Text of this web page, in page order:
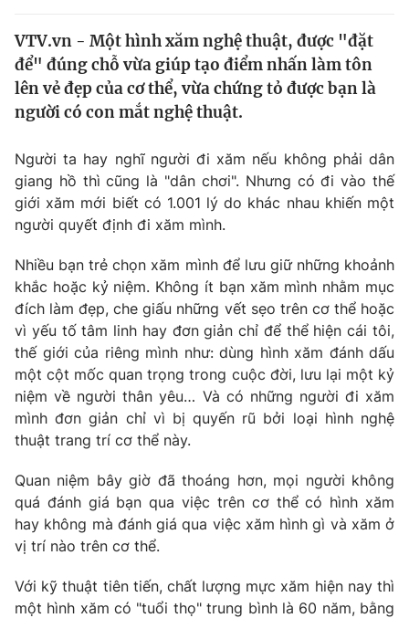
Y tế
Thế giới
Tin tức
Thế giới đó đây
Câu chuyện quốc tế
Kinh tế
Tài chính
Góc doanh nghiệp
Dữ liệu và đời sống
Truyền hình
Phim VTV
Hậu trường
Nhân vật
Khán giả
Giải trí
Điện ảnh
Âm nhạc
Sao
Đời sống
Du lịch
Chất lượng cuộc sống
Giáo dục
Tuyển sinh
Học trực tuyến
Công nghệ
Hitech Công nghệ tương lai
Thị trường
Giao lưu trực tuyến
Lịch phát sóng
Giáo dục
VTV.vn - Một hình xăm nghệ thuật, được "đặt
để" đúng chỗ vừa giúp tạo điểm nhấn làm tôn
lên vẻ đẹp của cơ thể, vừa chứng tỏ được bạn là
người có con mắt nghệ thuật.
Người ta hay nghĩ người đi xăm nếu không phải dân
giang hồ thì cũng là "dân chơi". Nhưng có đi vào thế
giới xăm mới biết có 1.001 lý do khác nhau khiến một
người quyết định đi xăm mình.
Nhiều bạn trẻ chọn xăm mình để lưu giữ những khoảnh
khắc hoặc kỷ niệm. Không ít bạn xăm mình nhằm mục
đích làm đẹp, che giấu những vết sẹo trên cơ thể hoặc
vì yếu tố tâm linh hay đơn giản chỉ để thể hiện cái tôi,
thế giới của riêng mình như: dùng hình xăm đánh dấu
một cột mốc quan trọng trong cuộc đời, lưu lại một kỷ
niệm về người thân yêu… Và có những người đi xăm
mình đơn giản chỉ vì bị quyến rũ bởi loại hình nghệ
thuật trang trí cơ thể này.
Quan niệm bây giờ đã thoáng hơn, mọi người không
quá đánh giá bạn qua việc trên cơ thể có hình xăm
hay không mà đánh giá qua việc xăm hình gì và xăm ở
vị trí nào trên cơ thể.
Với kỹ thuật tiên tiến, chất lượng mực xăm hiện nay thì
một hình xăm có "tuổi thọ" trung bình là 60 năm, bằng